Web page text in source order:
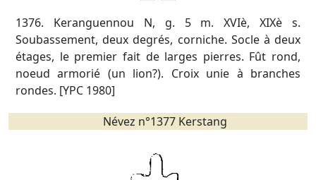
1376. Keranguennou N, g. 5 m. XVIè, XIXè s.
Soubassement, deux degrés, corniche. Socle à deux
étages, le premier fait de larges pierres. Fût rond,
noeud armorié (un lion?). Croix unie à branches
rondes. [YPC 1980]
Névez n°1377 Kerstang